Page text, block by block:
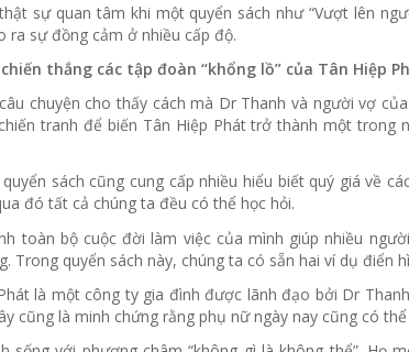
sự quan tâm khi một quyển sách như “Vượt lên
ra sự đồng cảm ở nhiều cấp độ.
thắng các tập đoàn “khổng lồ” của Tân Hiệp
chuyện cho thấy cách mà Dr Thanh và người vợ
tranh để biến Tân Hiệp Phát trở thành một
sách cũng cung cấp nhiều hiểu biết quý giá về
đó tất cả chúng ta đều có thể học hỏi.
toàn bộ cuộc đời làm việc của mình giúp nhiều
Trong quyển sách này, chúng ta có sẵn hai ví dụ điển
là một công ty gia đình được lãnh đạo bởi Dr
cũng là minh chứng rằng phụ nữ ngày nay cũng có